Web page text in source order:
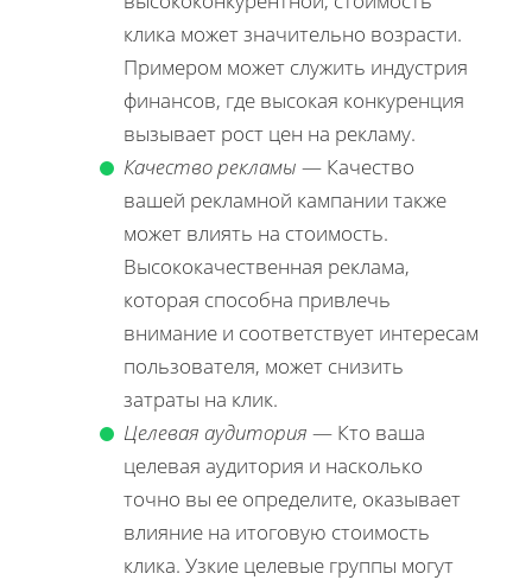
клика может значительно возрасти.
Примером может служить индустрия
финансов, где высокая конкуренция
вызывает рост цен на рекламу.
Качество рекламы — Качество
вашей рекламной кампании также
может влиять на стоимость.
Высококачественная реклама,
которая способна привлечь
внимание и соответствует интересам
пользователя, может снизить
затраты на клик.
Целевая аудитория — Кто ваша
целевая аудитория и насколько
точно вы ее определите, оказывает
влияние на итоговую стоимость
клика. Узкие целевые группы могут